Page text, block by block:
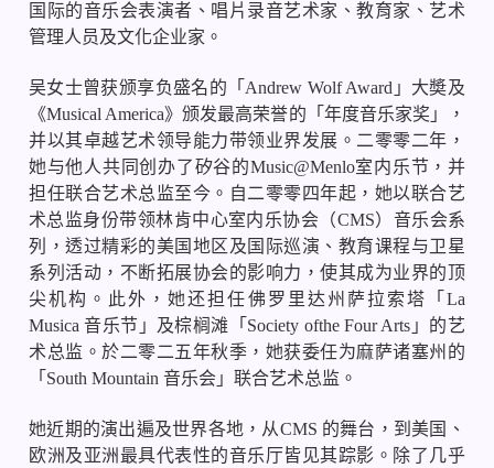
国际的音乐会表演者、唱片录音艺术家、教育家、艺术
管理人员及文化企业家。
吴女士曾获颁享负盛名的「 Andrew Wolf Award 」大奬及
《Musical America》颁发最高荣誉的「年度音乐家奖」，
并以其卓越艺术领导能力带领业界发展。二零零二年，
她与他人共同创办了矽谷的Music@Menlo室内乐节，并
担任联合艺术总监至今。自二零零四年起，她以联合艺
术总监身份带领林肯中心室内乐协会（CMS）音乐会系
列，透过精彩的美国地区及国际巡演、教育课程与卫星
系列活动，不断拓展协会的影响力，使其成为业界的顶
尖机构。此外，她还担任佛罗里达州萨拉索塔「 La
Musica音乐节」及棕榈滩「 Society ofthe Four Arts 」的艺
术总监。於二零二五年秋季，她获委任为麻萨诸塞州的
「 South Mountain 音乐会」联合艺术总监。
她近期的演出遍及世界各地，从CMS 的舞台，到美国、
欧洲及亚洲最具代表性的音乐厅皆见其踪影。除了几乎